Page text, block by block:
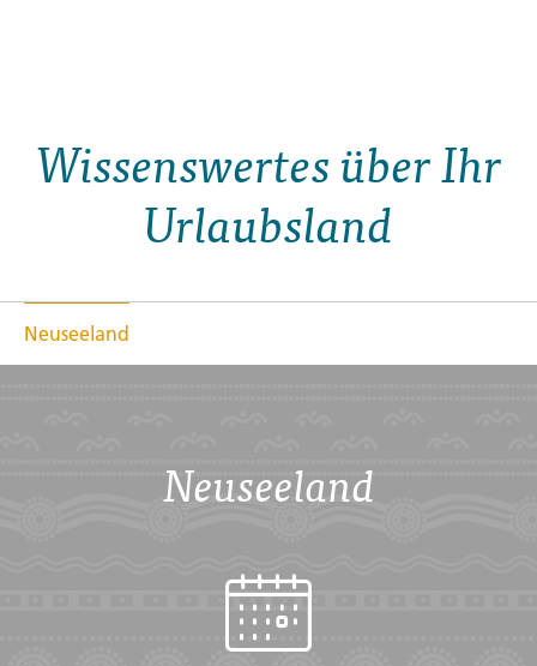
Wissenswertes über Ihr
Urlaubsland
Neuseeland
Neuseeland